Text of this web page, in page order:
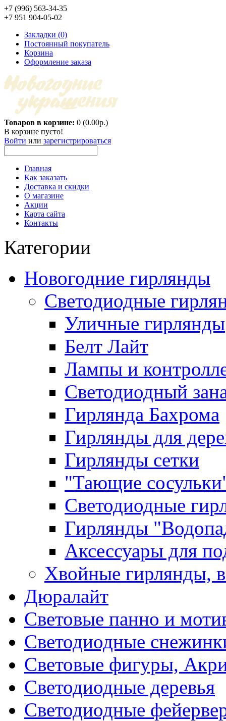
+7 (996) 563-34-35
+7 951 904-05-02
Закладки (0)
Постоянный покупатель
Корзина
Оформление заказа
Товаров в корзине: 0 (0.00р.)
В корзине пусто!
Войти или зарегистрироваться
Главная
Как заказать
Доставка и скидки
О магазине
Акции
Карта сайта
Контакты
Категории
Новогодние гирлянды
Светодиодные
Уличные гирлянды
Белт Лайт
Лампы и
Светодиодный
Гирлянда Бахрома
Гирлянды для
Гирлянды сетки
"Тающие
Светодиодные
Гирлянды
Аксессуары для
Хвойные гирлянды,
Дюралайт
Световые панно и
Светодиодные
Световые фигуры,
Светодиодные деревья
Светодиодные